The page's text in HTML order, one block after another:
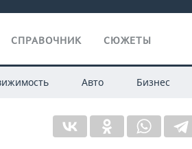
СПРАВОЧНИК СЮЖЕТЫ
Авто Бизнес